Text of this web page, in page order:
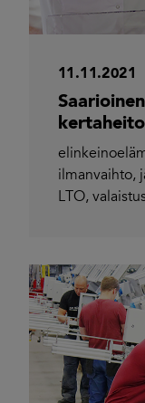
11.11.2021
ilmanvaihto,
LTO,